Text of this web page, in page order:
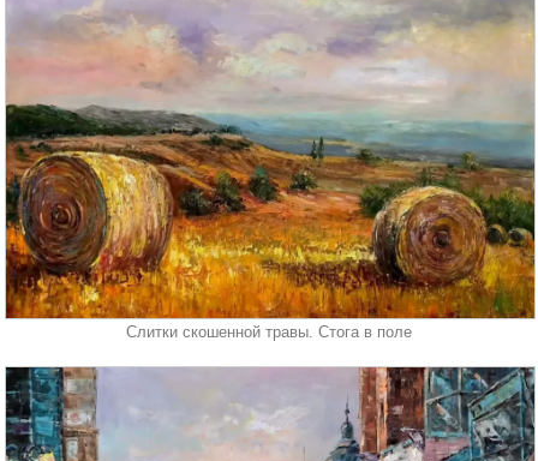
Слитки скошенной травы. Стога в поле